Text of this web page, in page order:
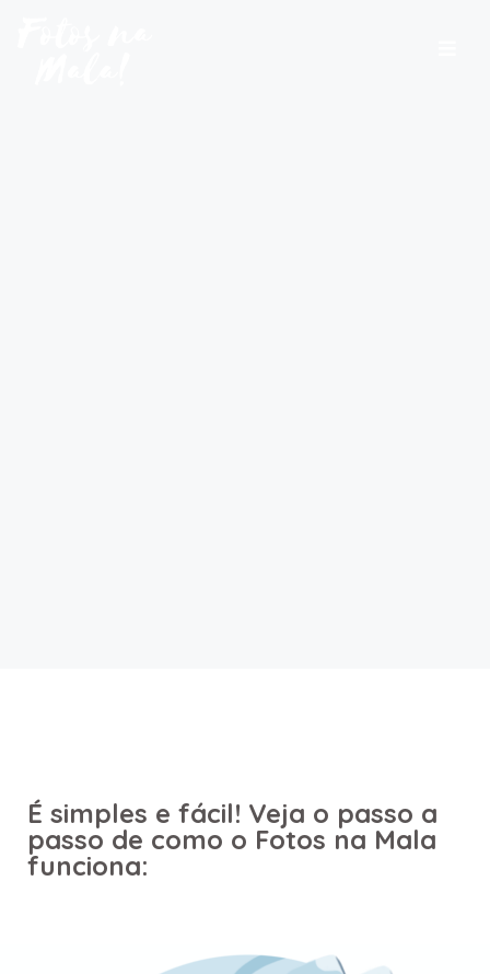
É simples e fácil! Veja o passo a
passo de como o Fotos na Mala
funciona: